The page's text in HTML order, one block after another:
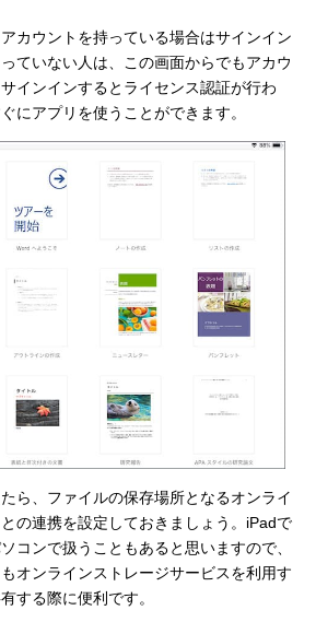
カウントを持っている場合はサインイン
ていない人は、この画面からでもアカウ
インインするとライセンス認証が行わ
にアプリを使うことができます。
ら、ファイルの保存場所となるオンライ
の連携を設定しておきましょう。iPadで
コンで扱うこともあると思いますので、
オンラインストレージサービスを利用す
する際に便利です。